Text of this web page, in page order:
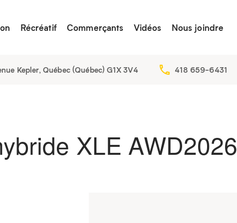
Récréatif Commerçants Vidéos Nous joindre
Kepler, Québec (Québec) G1X 3V4 418 659-6431
XLE AWD2026